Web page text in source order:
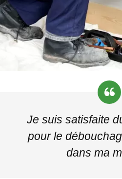
Je suis satisfaite
pour le
dans ma